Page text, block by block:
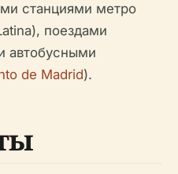
станциями метро
поездами
автобусными
de Madrid).